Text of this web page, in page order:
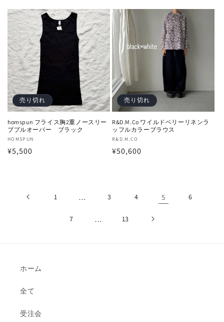
価
格
価
格
売り切れ
homspun フライス胸2重ノースリー
ブプルオーバー ブラック
販
売
HOMSPUN
通
¥5,500
売り切れ
R&D.M.Co ワイルドベリーリネンラ
ッフルカラーブラウス
販
売
R&D.M.CO
通
¥50,600
1 … 3 4 5 6
7 … 13
ホーム
全て
受注会